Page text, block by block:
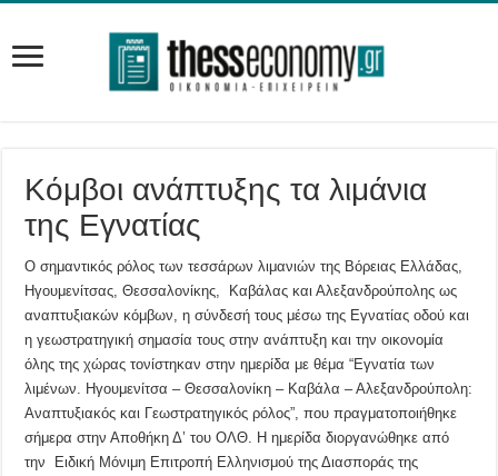
Κόμβοι ανάπτυξης τα λιμάνια
της Εγνατίας
Ο σημαντικός ρόλος των τεσσάρων λιμανιών της Βόρειας Ελλάδας,
Ηγουμενίτσας, Θεσσαλονίκης, Καβάλας και Αλεξανδρούπολης ως
αναπτυξιακών κόμβων, η σύνδεσή τους μέσω της Εγνατίας οδού και
η γεωστρατηγική σημασία τους στην ανάπτυξη και την οικονομία
όλης της χώρας τονίστηκαν στην ημερίδα με θέμα “Εγνατία των
λιμένων. Ηγουμενίτσα – Θεσσαλονίκη – Καβάλα – Αλεξανδρούπολη:
Αναπτυξιακός και Γεωστρατηγικός ρόλος”, που πραγματοποιήθηκε
σήμερα στην Αποθήκη Δ’ του ΟΛΘ. Η ημερίδα διοργανώθηκε από
την Ειδική Μόνιμη Επιτροπή Ελληνισμού της Διασποράς της